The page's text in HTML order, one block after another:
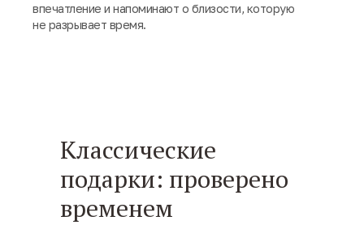
впечатление и напоминают о близости, которую
не разрывает время.
Классические
подарки: проверено
временем